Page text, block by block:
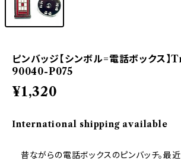
ピンバッジ【シンボル=電話ボックス
90040-P075
¥1,320
International shipping available
昔ながらの電話ボックスのピンバッチ。最